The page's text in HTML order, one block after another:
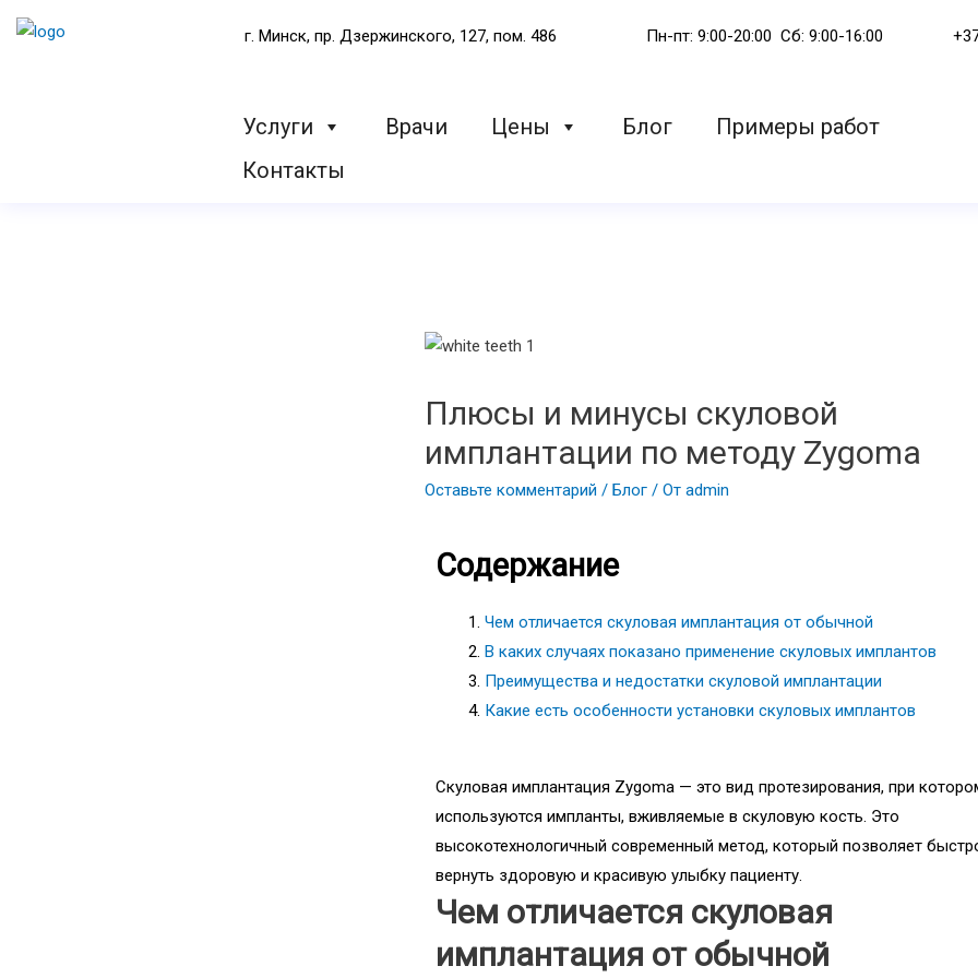
г. Минск, пр. Дзержинского, 127, пом. 486 Пн-пт: 9:00-20:00 Сб: 9:00-16:00
Услуги Врачи Цены Блог
Примеры работ
Контакты
Плюсы и минусы скуловой
имплантации по методу Zygoma
Оставьте комментарий / Блог / От admin
Содержание
Чем отличается скуловая имплантация от обычной
В каких случаях показано применение скуловых имплантов
Преимущества и недостатки скуловой имплантации
Какие есть особенности установки скуловых имплантов
Скуловая имплантация Zygoma — это вид протезирования, при
используются импланты, вживляемые в скуловую кость. Это
высокотехнологичный современный метод, который позволяет
вернуть здоровую и красивую улыбку пациенту.
Чем отличается скуловая
имплантация от обычной